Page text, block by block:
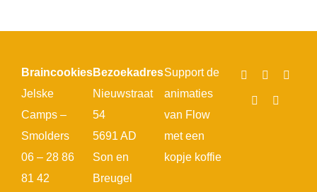
Braincookies
Jelske
Camps –
Smolders
06 – 28 86
81 42
Bezoekadres
Nieuwstraat
54
5691 AD
Son en
Breugel
Support de
animaties
van Flow
met een
kopje koffie